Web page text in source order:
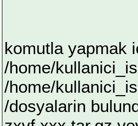
komutla yapmak
/home/
/home/
/dosyalarin